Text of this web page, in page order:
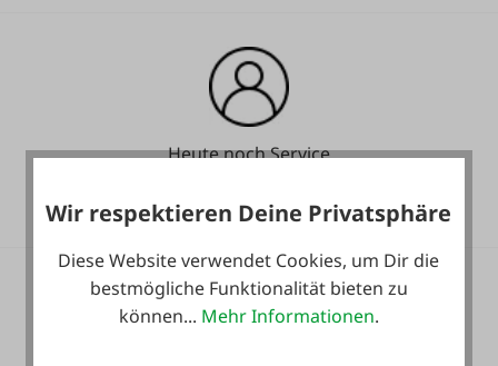
Heute noch Service
Wir respektieren Deine Privatsphäre
Diese Website verwendet Cookies, um Dir die
bestmögliche Funktionalität bieten zu
können... Mehr Informationen.